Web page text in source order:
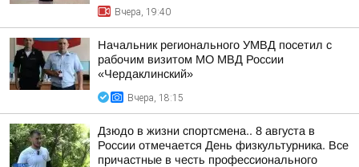
Вчера, 19:40
Начальник регионального УМВД посетил с
рабочим визитом МО МВД России
«Чердаклинский»
Вчера, 18:15
Дзюдо в жизни спортсмена.. 8 августа в
России отмечается День физкультурника. Все
причастные в честь профессионального